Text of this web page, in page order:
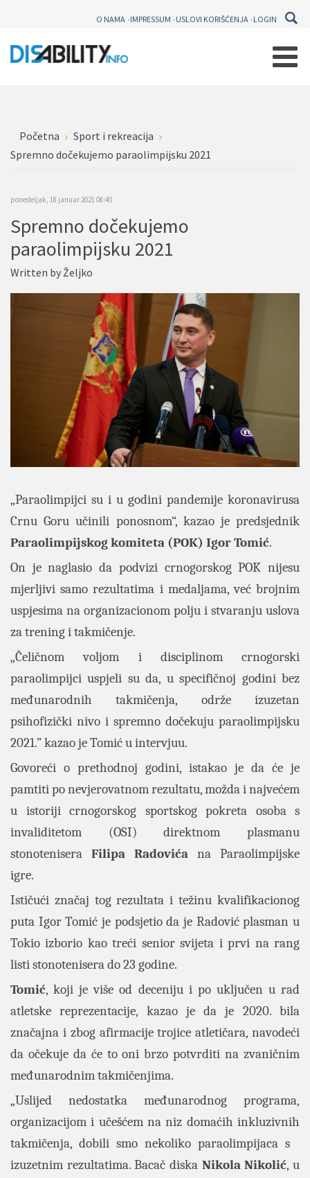
O NAMA IMPRESSUM USLOVI KORIŠĆENJA LOGIN
Početna
Sport i rekreacija
Spremno dočekujemo paraolimpijsku 2021
ponedeljak, 18 januar 2021 08:40
Spremno dočekujemo
paraolimpijsku 2021
Written byŽeljko
„Paraolimpijci su i u godini pandemije koronavirusa
Crnu Goru učinili ponosnom“, kazao je predsjednik
Paraolimpijskog komiteta (POK) Igor Tomić.
On je naglasio da podvizi crnogorskog POK nijesu
mjerljivi samo rezultatima i medaljama, već brojnim
uspjesima na organizacionom polju i stvaranju uslova
za trening i takmičenje.
„Čeličnom voljom i disciplinom crnogorski
paraolimpijci uspjeli su da, u specifičnoj godini bez
međunarodnih takmičenja, održe izuzetan
psihofizički nivo i spremno dočekuju paraolimpijsku
2021.” kazao je Tomić u intervjuu.
Govoreći o prethodnoj godini, istakao je da će je
pamtiti po nevjerovatnom rezultatu, možda i najvećem
u istoriji crnogorskog sportskog pokreta osoba s
invaliditetom (OSI) direktnom plasmanu
stonotenisera Filipa Radovića na Paraolimpijske
igre.
Ističući značaj tog rezultata i težinu kvalifikacionog
puta Igor Tomić je podsjetio da je Radović plasman u
Tokio izborio kao treći senior svijeta i prvi na rang
listi stonotenisera do 23 godine.
Tomić, koji je više od deceniju i po uključen u rad
atletske reprezentacije, kazao je da je 2020. bila
značajna i zbog afirmacije trojice atletičara, navodeći
da očekuje da će to oni brzo potvrditi na zvaničnim
međunarodnim takmičenjima.
„Uslijed nedostatka međunarodnog programa,
organizacijom i učešćem na niz domaćih inkluzivnih
takmičenja, dobili smo nekoliko paraolimpijaca s
izuzetnim rezultatima. Bacač diska Nikola Nikolić, u